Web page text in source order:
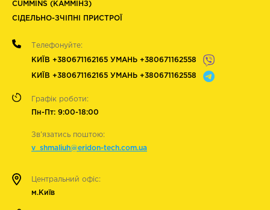
CUMMINS (КАММІНЗ)
СІДЕЛЬНО-ЗЧІПНІ ПРИСТРОЇ
Телефонуйте:
КИЇВ +380671162165 УМАНЬ +380671162558
КИЇВ +380671162165 УМАНЬ +380671162558
Графік роботи:
Пн-Пт: 9:00-18:00
Зв'язатись поштою:
v_shmaliuh@eridon-tech.com.ua
Центральний офіс:
м.Київ